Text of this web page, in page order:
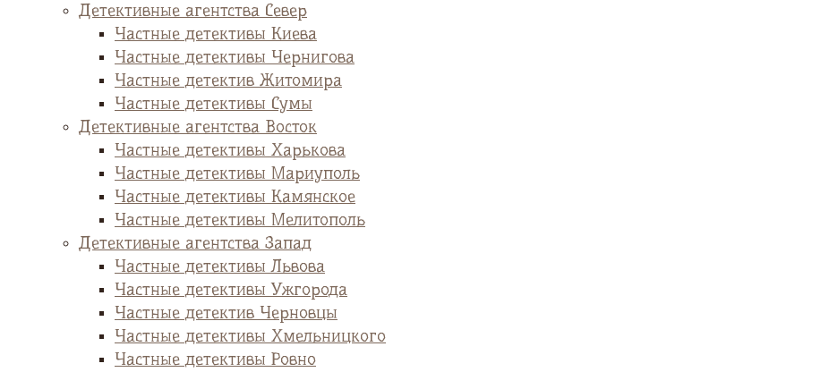
Детективные агентства Север
Частные детективы Киева
Частные детективы Чернигова
Частные детектив Житомира
Частные детективы Сумы
Детективные агентства Восток
Частные детективы Харькова
Частные детективы Мариуполь
Частные детективы Камянское
Частные детективы Мелитополь
Детективные агентства Запад
Частные детективы Львова
Частные детективы Ужгорода
Частные детектив Черновцы
Частные детективы Хмельницкого
Частные детективы Ровно